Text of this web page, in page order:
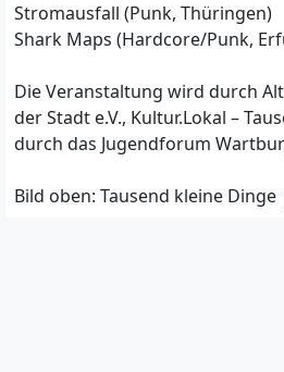
Stromausfall (Punk, Thüringen)
Shark Maps (Hardcore/Punk,
Die Veranstaltung wird durch
der Stadt e.V., Kultur.Lokal –
durch das Jugendforum
Bild oben: Tausend kleine